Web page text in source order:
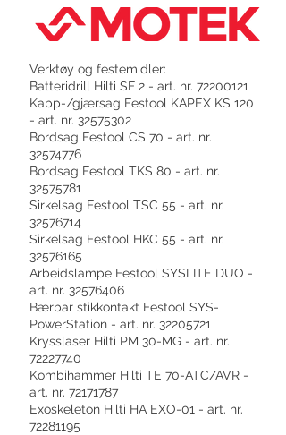
Verktøy og festemidler:
Batteridrill Hilti SF 2 - art. nr. 72200121
Kapp-/gjærsag Festool KAPEX KS 120
- art. nr. 32575302
Bordsag Festool CS 70 - art. nr.
32574776
Bordsag Festool TKS 80 - art. nr.
32575781
Sirkelsag Festool TSC 55 - art. nr.
32576714
Sirkelsag Festool HKC 55 - art. nr.
32576165
Arbeidslampe Festool SYSLITE DUO -
art. nr. 32576406
Bærbar stikkontakt Festool SYS-
PowerStation - art. nr. 32205721
Krysslaser Hilti PM 30-MG - art. nr.
72227740
Kombihammer Hilti TE 70-ATC/AVR -
art. nr. 72171787
Exoskeleton Hilti HA EXO-01 - art. nr.
72281195